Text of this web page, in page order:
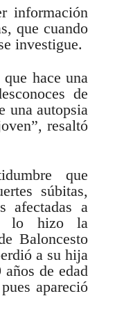
información
que cuando
investigue.
que hace una
de
una autopsia
resaltó
que
súbitas,
afectadas a
lo hizo la
Baloncesto
a su hija
de edad
apareció